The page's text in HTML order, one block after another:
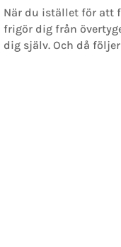
När du istället för att
frigör dig från
dig själv. Och då